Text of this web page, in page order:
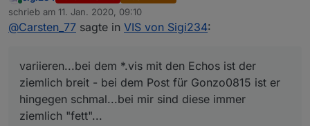
deiner geleisteten Arbeit - - - da kann sicher jeder
was von gebrauchen.
Nur ne kleine Anmerkung, weil ich das "Problem"
variieren...bei dem *.vis mit den Echos ist der
ziemlich breit - bei dem Post für Gonzo0815 ist er
hingegen schmal...bei mir sind diese immer
ziemlich "fett"...
Hast du eine Idee, wie man das beheben kann ?
Online
schrieb am 11. Jan. 2020, 09:10
zuletzt editiert von
@Carsten_77 sagte in VIS von Sigi234:
variieren...bei dem *.vis mit den Echos ist der
ziemlich breit - bei dem Post für Gonzo0815 ist er
hingegen schmal...bei mir sind diese immer
ziemlich "fett"...